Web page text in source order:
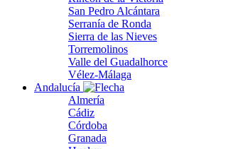
San Pedro Alcántara
Serranía de Ronda
Sierra de las Nieves
Torremolinos
Valle del Guadalhorce
Vélez-Málaga
Andalucía
Almería
Cádiz
Córdoba
Granada